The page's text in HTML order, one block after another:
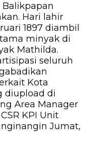
Balikpapan
Hari lahir
1897 diambil
minyak di
Mathilda.
seluruh
Kota
diupload di
Area Manager
KPI Unit
Jumat,